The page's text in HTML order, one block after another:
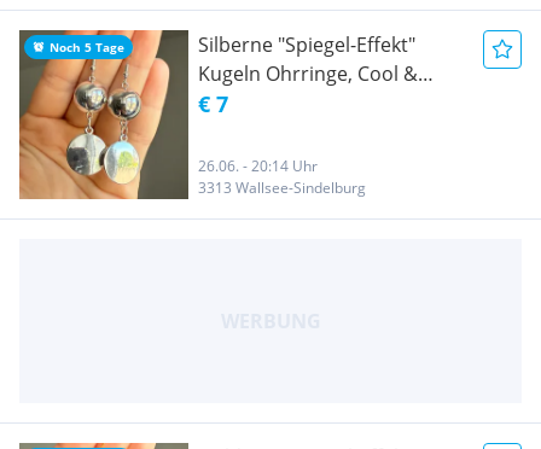
Noch 5 Tage
Silberne "Spiegel-Effekt"
Kugeln Ohrringe, Cool &
Modern
€ 7
26.06. - 20:14 Uhr
3313 Wallsee-Sindelburg